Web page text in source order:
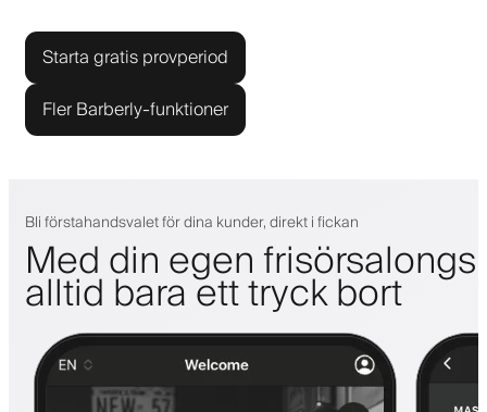
Starta gratis provperiod
Fler Barberly-funktioner
Bli förstahandsvalet för dina kunder, direkt i fickan
Med din egen
alltid bara ett tryck bort